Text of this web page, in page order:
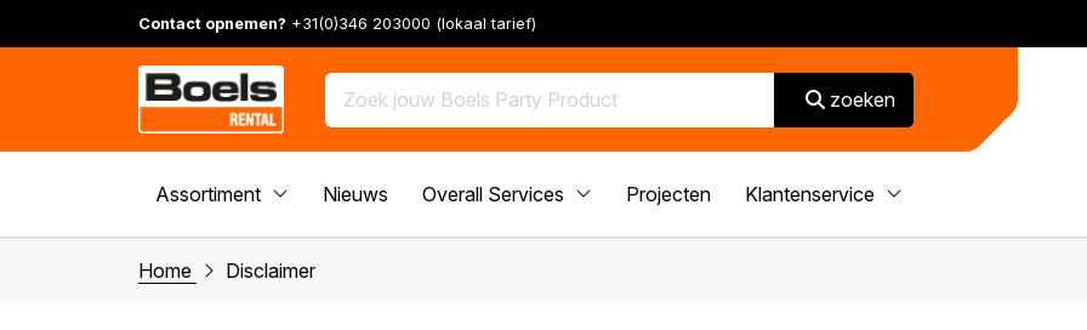
Contact opnemen? +31(0)346 203000 (lokaal tarief)
zoeken
Assortiment Nieuws Overall Services Projecten Klantenservice
Home Disclaimer